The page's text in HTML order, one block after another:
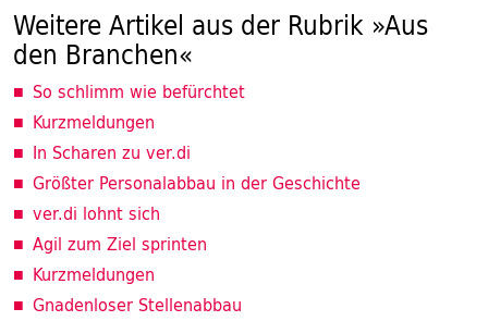
Weitere Artikel aus der Rubrik »Aus
den Branchen«
So schlimm wie befürchtet
Kurzmeldungen
In Scharen zu ver.di
Größter Personalabbau in der Geschichte
ver.di lohnt sich
Agil zum Ziel sprinten
Kurzmeldungen
Gnadenloser Stellenabbau